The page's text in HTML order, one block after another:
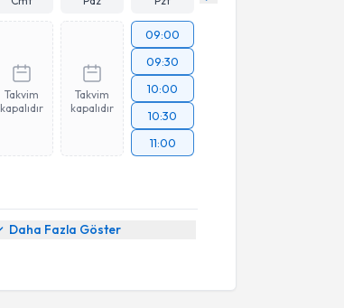
Takvim
kapalıdır
Takvim
kapalıdır
09:00
09:30
10:00
10:30
11:00
Daha Fazla Göster